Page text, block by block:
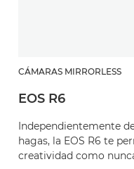
CÁMARAS MIRRORLESS
EOS R6
Independientemente
hagas, la EOS R6 te
creatividad como